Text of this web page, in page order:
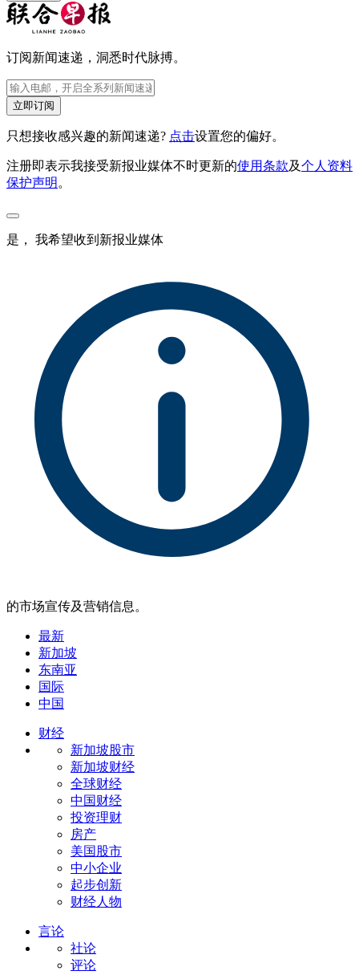
订阅新闻速递，洞悉时代脉搏。
立即订阅
只想接收感兴趣的新闻速递? 点击设置您的偏好。
注册即表示我接受新报业媒体不时更新的使用条款及个人资料
保护声明 。
是， 我希望收到新报业媒体
的市场宣传及营销信息。
最新
新加坡
东南亚
国际
中国
财经
新加坡股市
新加坡财经
全球财经
中国财经
投资理财
房产
美国股市
中小企业
起步创新
财经人物
言论
社论
评论